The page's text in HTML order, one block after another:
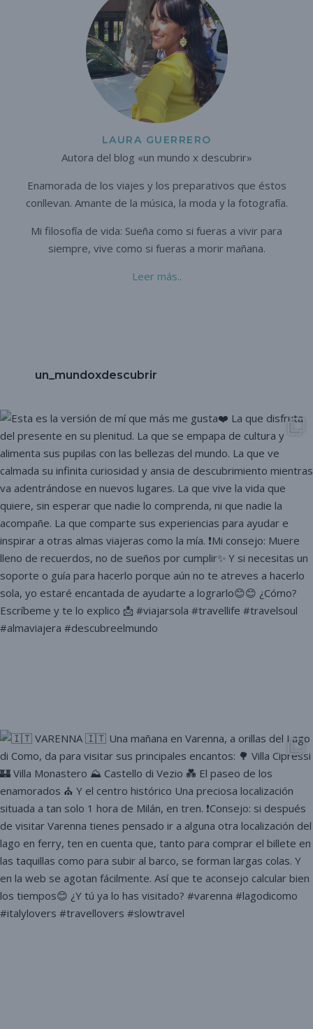
LAURA GUERRERO
Autora del blog «un mundo x descubrir»
Enamorada de los viajes y los preparativos que éstos
conllevan. Amante de la música, la moda y la fotografía.
Mi filosofía de vida: Sueña como si fueras a vivir para
siempre, vive como si fueras a morir mañana.
Leer más..
un_mundoxdescubrir